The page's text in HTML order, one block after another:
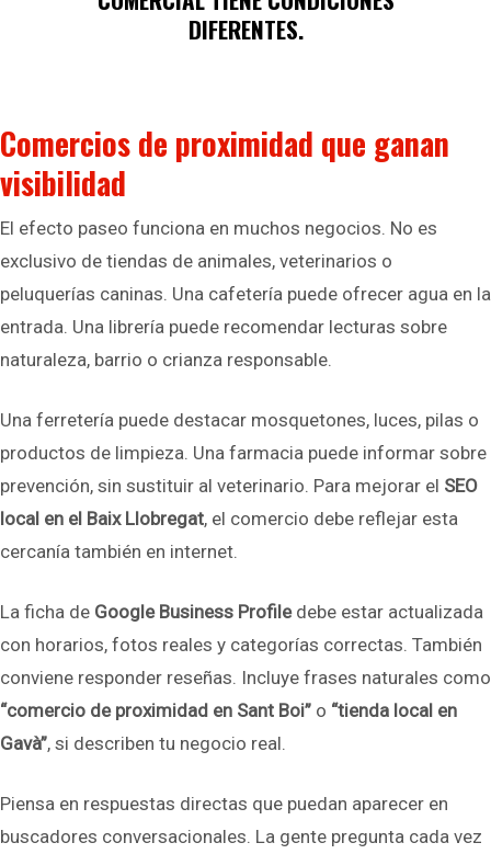
DIFERENTES.
Comercios de proximidad que ganan
visibilidad
El efecto paseo funciona en muchos negocios. No es
exclusivo de tiendas de animales, veterinarios o
peluquerías caninas. Una cafetería puede ofrecer agua en la
entrada. Una librería puede recomendar lecturas sobre
naturaleza, barrio o crianza responsable.
Una ferretería puede destacar mosquetones, luces, pilas o
productos de limpieza. Una farmacia puede informar sobre
prevención, sin sustituir al veterinario. Para mejorar el SEO
local en el Baix Llobregat, el comercio debe reflejar esta
cercanía también en internet.
La ficha de Google Business Profiledebe estar actualizada
con horarios, fotos reales y categorías correctas. También
conviene responder reseñas. Incluye frases naturales como
“comercio de proximidad en Sant Boi” o “tienda local en
Gavà”, si describen tu negocio real.
Piensa en respuestas directas que puedan aparecer en
buscadores conversacionales. La gente pregunta cada vez